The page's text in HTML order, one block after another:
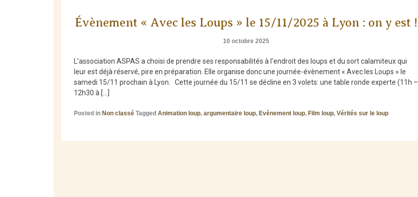
Évènement « Avec les Loups » le 15/11/2025 à Lyon : on y est !
10 octobre 2025
L’association ASPAS a choisi de prendre ses responsabilités à l’endroit des loups et du sort calamiteux qui
leur est déjà réservé, pire en préparation. Elle organise donc une journée-évènement « Avec les Loups » le
samedi 15/11 prochain à Lyon. Cette journée du 15/11 se décline en 3 volets: une table ronde experte (11h –
12h30 à […]
Posted in Non classé Tagged Animation loup, argumentaire loup, Evènement loup, Film loup, Vérités sur le loup